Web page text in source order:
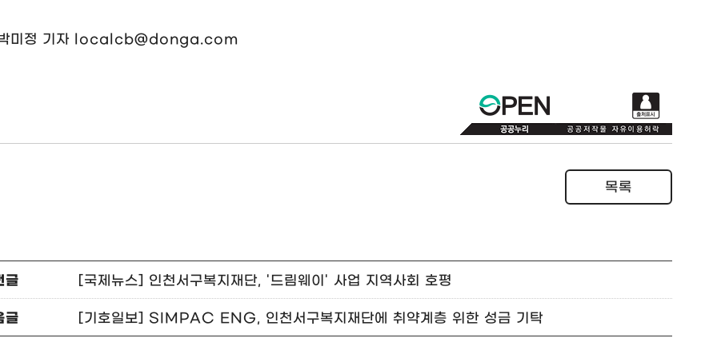
박미정 기자 localcb@donga.com
목록
글 [국제뉴스] 인천서구복지재단, '드림웨이' 사업 지역사회 호평
글 [기호일보] SIMPAC ENG, 인천서구복지재단에 취약계층 위한 성금 기탁